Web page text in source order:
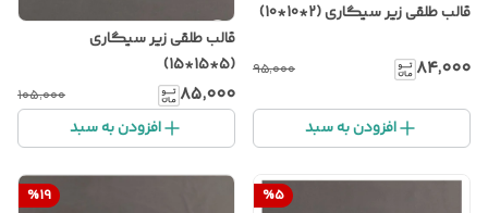
قالب طلقی زیر سیگاری (2*10*10)
۸۴٬۰۰۰ ۹۵٬۰۰۰
افزودن به سبد
قالب طلقی زیر سیگاری
(5*15*15)
۸۵٬۰۰۰ ۱۰۵٬۰۰۰
افزودن به سبد
%5
%19